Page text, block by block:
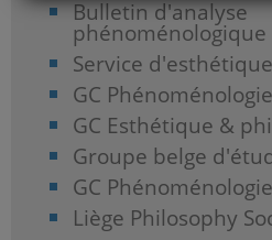
Bulletin d'analyse
phénoménologique
Service d'esthétique
GC Phénoménologie
GC Esthétique &
Groupe belge
GC
Liège Philosophy